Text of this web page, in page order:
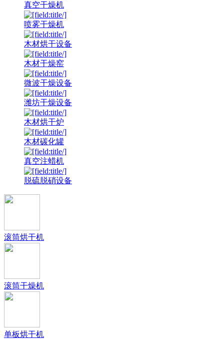
真空干燥机
喷雾干燥机
木材烘干设备
木材干燥窑
微波干燥设备
潍坊干燥设备
木材烘干炉
木材碳化罐
真空注蜡机
脱硫脱硝设备
滚筒烘干机
滚筒干燥机
单板烘干机